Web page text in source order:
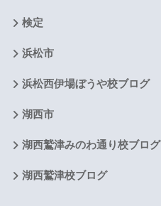
検定
浜松市
浜松西伊場ぼうや校ブログ
湖西市
湖西鷲津みのわ通り校ブログ
湖西鷲津校ブログ